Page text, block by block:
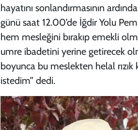
hayatını sonlandırmasının
günü saat 12.00’de İğdir Yolu
hem mesleğini bırakıp emekli
umre ibadetini yerine getirecek
boyunca bu meslekten helal
istedim” dedi.